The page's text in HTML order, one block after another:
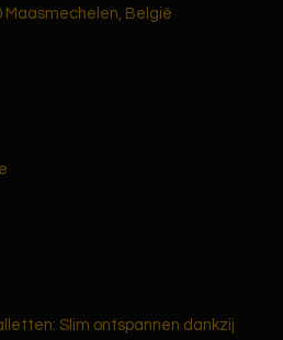
België
Slim ontspannen dankzij